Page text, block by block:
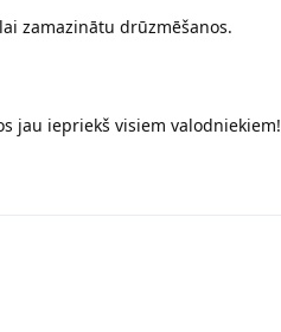
zamazinātu drūzmēšanos.
jau iepriekš visiem valodniekiem!